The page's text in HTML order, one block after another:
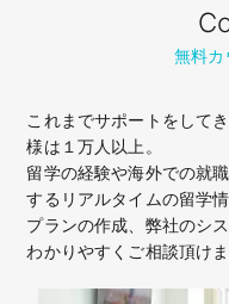
無料カ
これまでサポートをして
様は１万人以上。
留学の経験や海外での就
するリアルタイムの留学
プランの作成、弊社のシ
わかりやすくご相談頂けま